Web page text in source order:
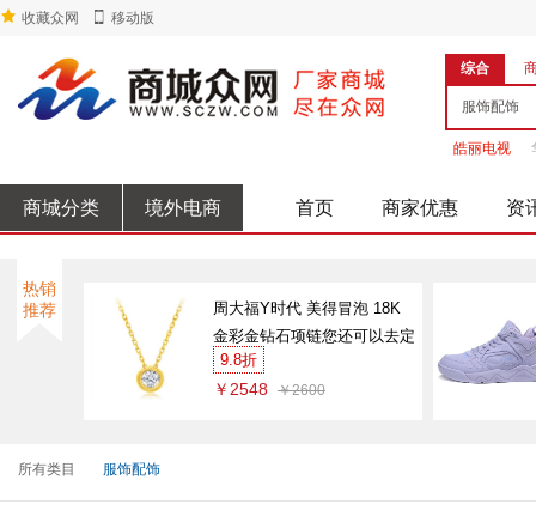
收藏众网 移动版
综合
皓丽电视
商城分类 境外电商 首页 商家优惠 资
热销
推荐
周大福Y时代 美得冒泡 18K
金彩金钻石项链您还可以去定
制专区看看
9.8折
￥2548 ￥2600
所有类目 服饰配饰